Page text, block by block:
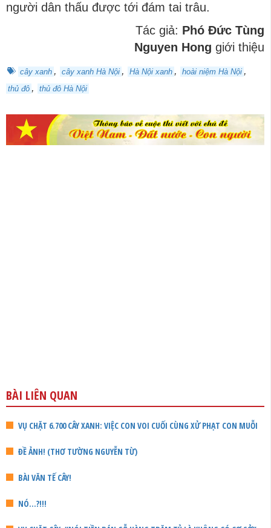
người dân thấu được tới đám tai trâu.
Tác giả: Phó Đức Tùng
Nguyen Hong giới thiệu
cây xanh , cây xanh Hà Nội , Hà Nội xanh , hoài niệm Hà Nội ,
thủ đô , thủ đô Hà Nội
BÀI LIÊN QUAN
VỤ CHẶT 6.700 CÂY XANH: VIỆC CON VOI CUỐI CÙNG XỬ PHẠT CON MUỖI
ĐỀ ẢNH! (THƠ TƯỜNG NGUYỄN TỪ)
BÀI VĂN TẾ CÂY!
NÓ...?!!!